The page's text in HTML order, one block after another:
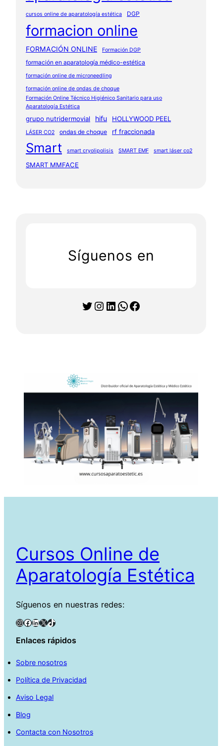
cursos online de aparatología estética DGP
formacion online
FORMACIÓN ONLINE Formación DGP
formación en aparatología médico-estética
formación online de microneedling
formación online de ondas de choque
Formación Online Técnico Higiénico Sanitario para uso
Aparatología Estética
grupo nutridermovial hifu HOLLYWOOD PEEL
LÁSER CO2 ondas de choque rf fraccionada
Smart smart cryolipolisis SMART EMF smart láser co2
SMART MMFACE
Síguenos en
Twitter Instagram LinkedIn WhatsApp Facebook
Cursos Online de
Aparatología Estética
Síguenos en nuestras redes:
InstagramFacebook LinkedIn X TikTok
Enlaces rápidos
Sobre nosotros
Política de Privacidad
Aviso Legal
Blog
Contacta con Nosotros